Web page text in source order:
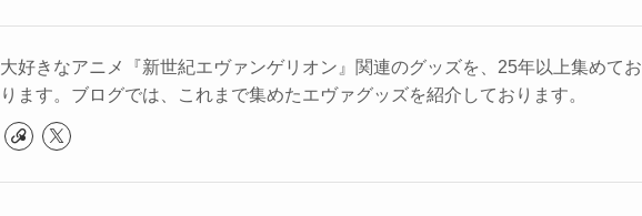
大好きなアニメ『新世紀エヴァンゲリオン』関連のグッズを、25年以上集めてお
ります。ブログでは、これまで集めたエヴァグッズを紹介しております。